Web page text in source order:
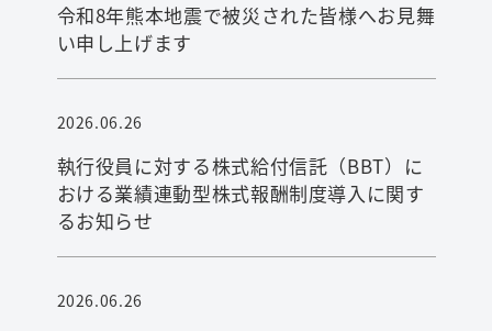
令和8年熊本地震で被災された皆様へお見舞
い申し上げます
2026.06.26
執行役員に対する株式給付信託（BBT）に
おける業績連動型株式報酬制度導入に関す
るお知らせ
2026.06.26